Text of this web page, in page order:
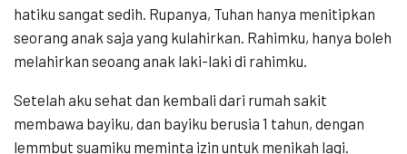
hatiku sangat sedih. Rupanya, Tuhan hanya menitipkan
seorang anak saja yang kulahirkan. Rahimku, hanya boleh
melahirkan seoang anak laki-laki di rahimku.
Setelah aku sehat dan kembali dari rumah sakit
membawa bayiku, dan bayiku berusia 1 tahun, dengan
lemmbut suamiku meminta izin untuk menikah lagi.